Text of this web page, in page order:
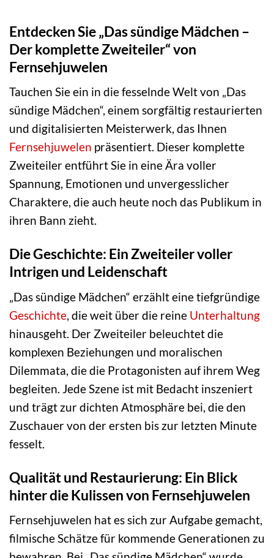
Entdecken Sie „Das sündige Mädchen –
Der komplette Zweiteiler“ von
Fernsehjuwelen
Tauchen Sie ein in die fesselnde Welt von „Das
sündige Mädchen“, einem sorgfältig restaurierten
und digitalisierten Meisterwerk, das Ihnen
Fernsehjuwelen präsentiert. Dieser komplette
Zweiteiler entführt Sie in eine Ära voller
Spannung, Emotionen und unvergesslicher
Charaktere, die auch heute noch das Publikum in
ihren Bann zieht.
Die Geschichte: Ein Zweiteiler voller
Intrigen und Leidenschaft
„Das sündige Mädchen“ erzählt eine tiefgründige
Geschichte , die weit über die reine Unterhaltung
hinausgeht. Der Zweiteiler beleuchtet die
komplexen Beziehungen und moralischen
Dilemmata, die die Protagonisten auf ihrem Weg
begleiten. Jede Szene ist mit Bedacht inszeniert
und trägt zur dichten Atmosphäre bei, die den
Zuschauer von der ersten bis zur letzten Minute
fesselt.
Qualität und Restaurierung: Ein Blick
hinter die Kulissen von Fernsehjuwelen
Fernsehjuwelen hat es sich zur Aufgabe gemacht,
filmische Schätze für kommende Generationen zu